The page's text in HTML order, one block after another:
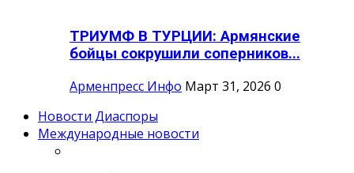
ТРИУМФ В ТУРЦИИ: Армянские
бойцы сокрушили соперников...
Арменпресс Инфо Март 31, 2026 0
Новости Диаспоры
Международные новости